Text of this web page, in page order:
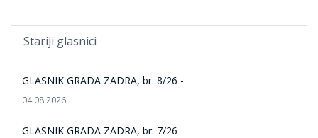
Stariji glasnici
GLASNIK GRADA ZADRA, br. 8/26 -
04.08.2026
GLASNIK GRADA ZADRA, br. 7/26 -